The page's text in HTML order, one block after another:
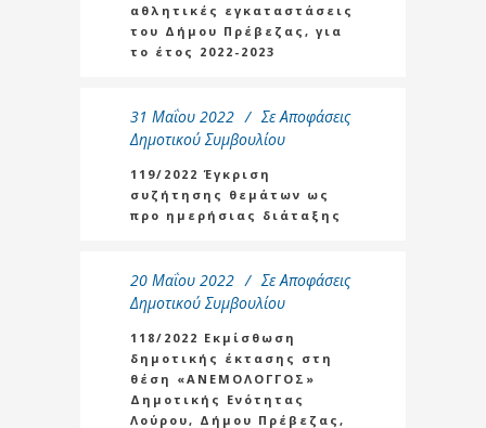
αθλητικές εγκαταστάσεις
του Δήμου Πρέβεζας, για
το έτος 2022-2023
31 Μαΐου 2022 Σε Αποφάσεις
Δημοτικού Συμβουλίου
119/2022 Έγκριση
συζήτησης θεμάτων ως
προ ημερήσιας διάταξης
20 Μαΐου 2022 Σε Αποφάσεις
Δημοτικού Συμβουλίου
118/2022 Εκμίσθωση
δημοτικής έκτασης στη
θέση «ΑΝΕΜΟΛΟΓΓΟΣ»
Δημοτικής Ενότητας
Λούρου, Δήμου Πρέβεζας,